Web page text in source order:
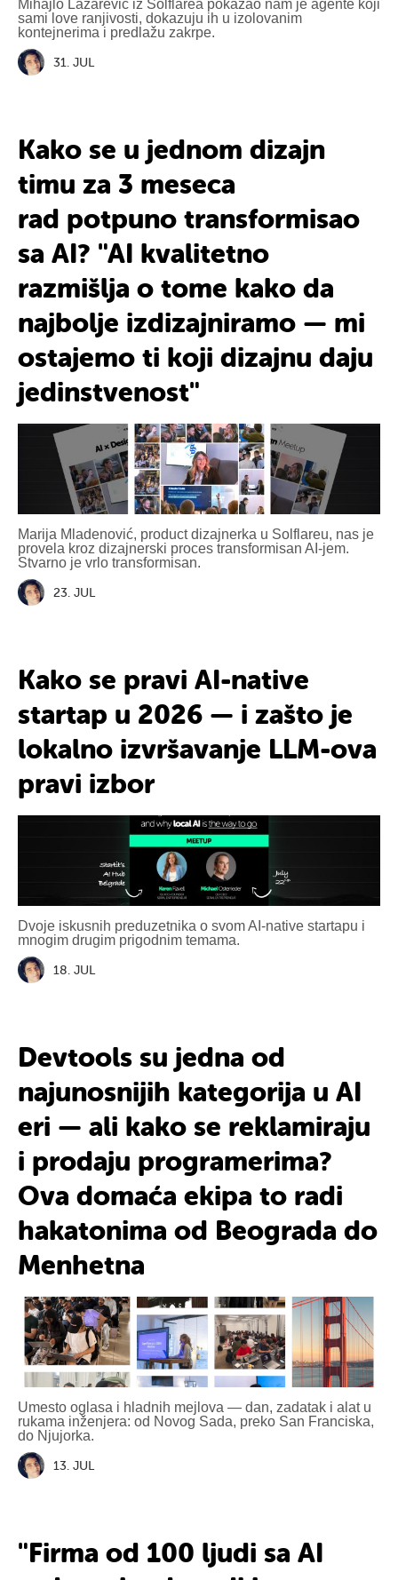
Mihajlo Lazarević iz Solflarea pokazao nam je agente koji
sami love ranjivosti, dokazuju ih u izolovanim
kontejnerima i predlažu zakrpe.
31. JUL
Kako se u jednom dizajn
timu za 3 meseca
rad potpuno transformisao
sa AI? "AI kvalitetno
razmišlja o tome kako da
najbolje izdizajniramo — mi
ostajemo ti koji dizajnu daju
jedinstvenost"
Marija Mladenović, product dizajnerka u Solflareu, nas je
provela kroz dizajnerski proces transformisan AI-jem.
Stvarno je vrlo transformisan.
23. JUL
Kako se pravi AI-native
startap u 2026 — i zašto je
lokalno izvršavanje LLM-ova
pravi izbor
Dvoje iskusnih preduzetnika o svom AI-native startapu i
mnogim drugim prigodnim temama.
18. JUL
Devtools su jedna od
najunosnijih kategorija u AI
eri — ali kako se reklamiraju
i prodaju programerima?
Ova domaća ekipa to radi
hakatonima od Beograda do
Menhetna
Umesto oglasa i hladnih mejlova — dan, zadatak i alat u
rukama inženjera: od Novog Sada, preko San Franciska,
do Njujorka.
13. JUL
"Firma od 100 ljudi sa AI